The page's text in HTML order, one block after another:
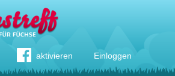
aktivieren Einloggen